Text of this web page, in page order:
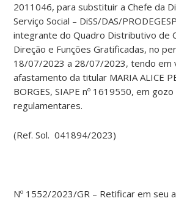
2011046, para substituir a Chefe da
Serviço Social – DiSS/DAS/
integrante do Quadro Distributivo de
Direção e Funções Gratificadas, no
18/07/2023 a 28/07/2023, tendo em
afastamento da titular MARIA ALICE
BORGES, SIAPE nº 1619550, em
regulamentares.
(Ref. Sol. 041894/2023)
Nº 1552/2023/GR – Retificar em seu